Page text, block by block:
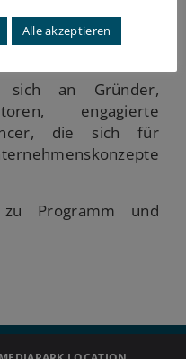
oder geschwächt
sich an Gründer,
engagierte
die sich für
Programm und
Alle akzeptieren